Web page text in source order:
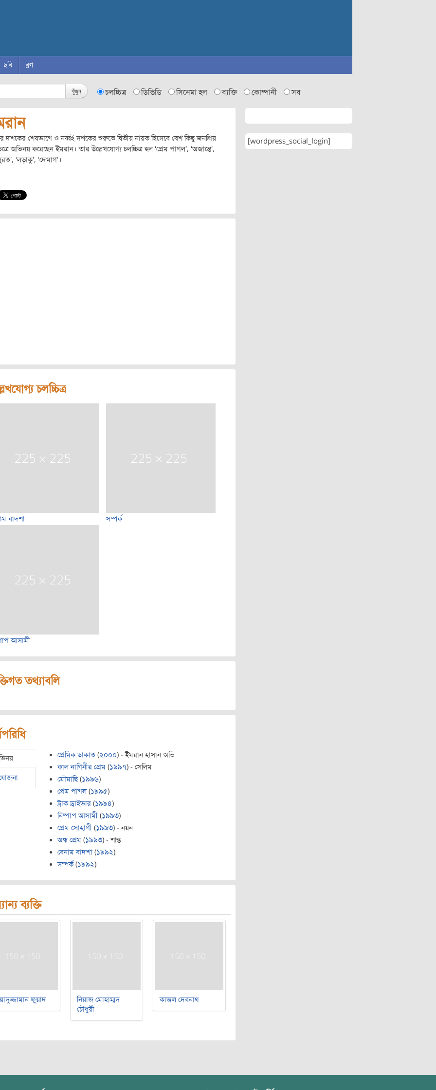
ছবি ব্লগ
খুঁজুন চলচ্চিত্র ডিভিডি সিনেমা হল ব্যক্তি কোম্পানী সব
দশকের শেষভাগে ও নব্বই দশকের শুরুতে দ্বিতীয় নায়ক হিসেবে বেশ কিছু জনপ্রিয়
অভিনয় করেছেন ইমরান। তার উল্লেখযোগ্য চলচ্চিত্র হল ‘প্রেম পাগল’, ‘অজান্তে’,
‘লড়াকু’, ‘দেমাগ’।
চলচ্চিত্র
বাদশা সম্পর্ক
আসামী
তথ্যাবলি
প্রেমিক ডাকাত (২০০০) - ইমরান হাসান অভি
কাল নাগিনীর প্রেম (১৯৯৭) - সেলিম
মৌমাছি(১৯৯৬)
প্রেম পাগল(১৯৯৫)
ট্রাক ড্রাইভার (১৯৯৪)
নিষ্পাপ আসামী (১৯৯৩)
প্রেম সোহাগী (১৯৯৩) - নয়ন
অন্ধ প্রেম (১৯৯৩) - শান্ত
বেনাম বাদশা (১৯৯২)
সম্পর্ক(১৯৯২)
ব্যক্তি
ফুয়াদ
নিয়াজ মোহাম্মদ
চৌধুরী
কাজল দেবনাথ
[wordpress_social_login]